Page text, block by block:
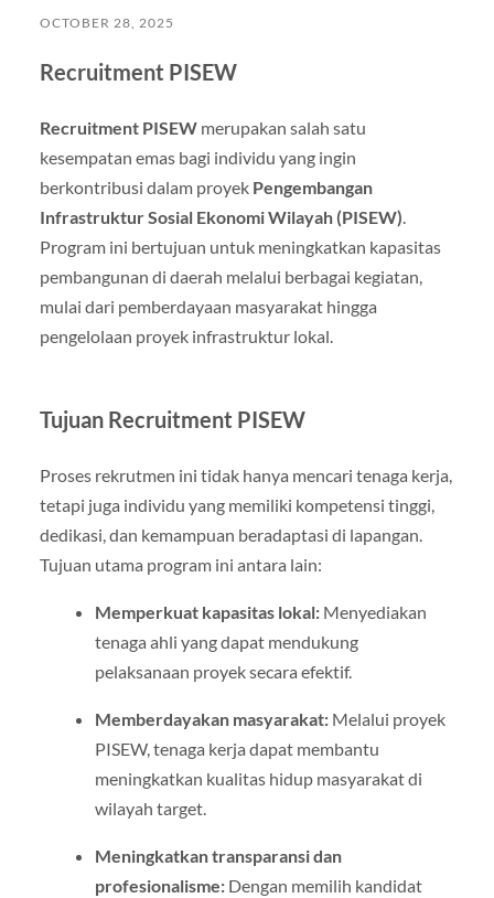
OCTOBER 28, 2025
Recruitment PISEW
Recruitment PISEWmerupakan salah satu
kesempatan emas bagi individu yang ingin
berkontribusi dalam proyek Pengembangan
Infrastruktur Sosial Ekonomi Wilayah (PISEW).
Program ini bertujuan untuk meningkatkan kapasitas
pembangunan di daerah melalui berbagai kegiatan,
mulai dari pemberdayaan masyarakat hingga
pengelolaan proyek infrastruktur lokal.
Tujuan Recruitment PISEW
Proses rekrutmen ini tidak hanya mencari tenaga kerja,
tetapi juga individu yang memiliki kompetensi tinggi,
dedikasi, dan kemampuan beradaptasi di lapangan.
Tujuan utama program ini antara lain:
Memperkuat kapasitas lokal:Menyediakan
tenaga ahli yang dapat mendukung
pelaksanaan proyek secara efektif.
Memberdayakan masyarakat:Melalui proyek
PISEW, tenaga kerja dapat membantu
meningkatkan kualitas hidup masyarakat di
wilayah target.
Meningkatkan transparansi dan
profesionalisme:Dengan memilih kandidat